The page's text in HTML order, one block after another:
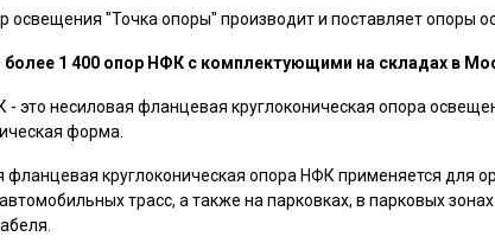
освещения "Точка опоры" производит и поставляет опоры
более 1 400 опор НФК с комплектующими на складах в
это несиловая фланцевая круглоконическая опора
форма.
фланцевая круглоконическая опора НФК применяется для
трасс, а также на парковках, в парковых